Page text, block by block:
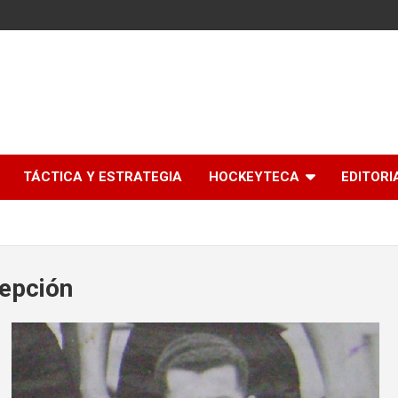
TÁCTICA Y ESTRATEGIA HOCKEYTECA